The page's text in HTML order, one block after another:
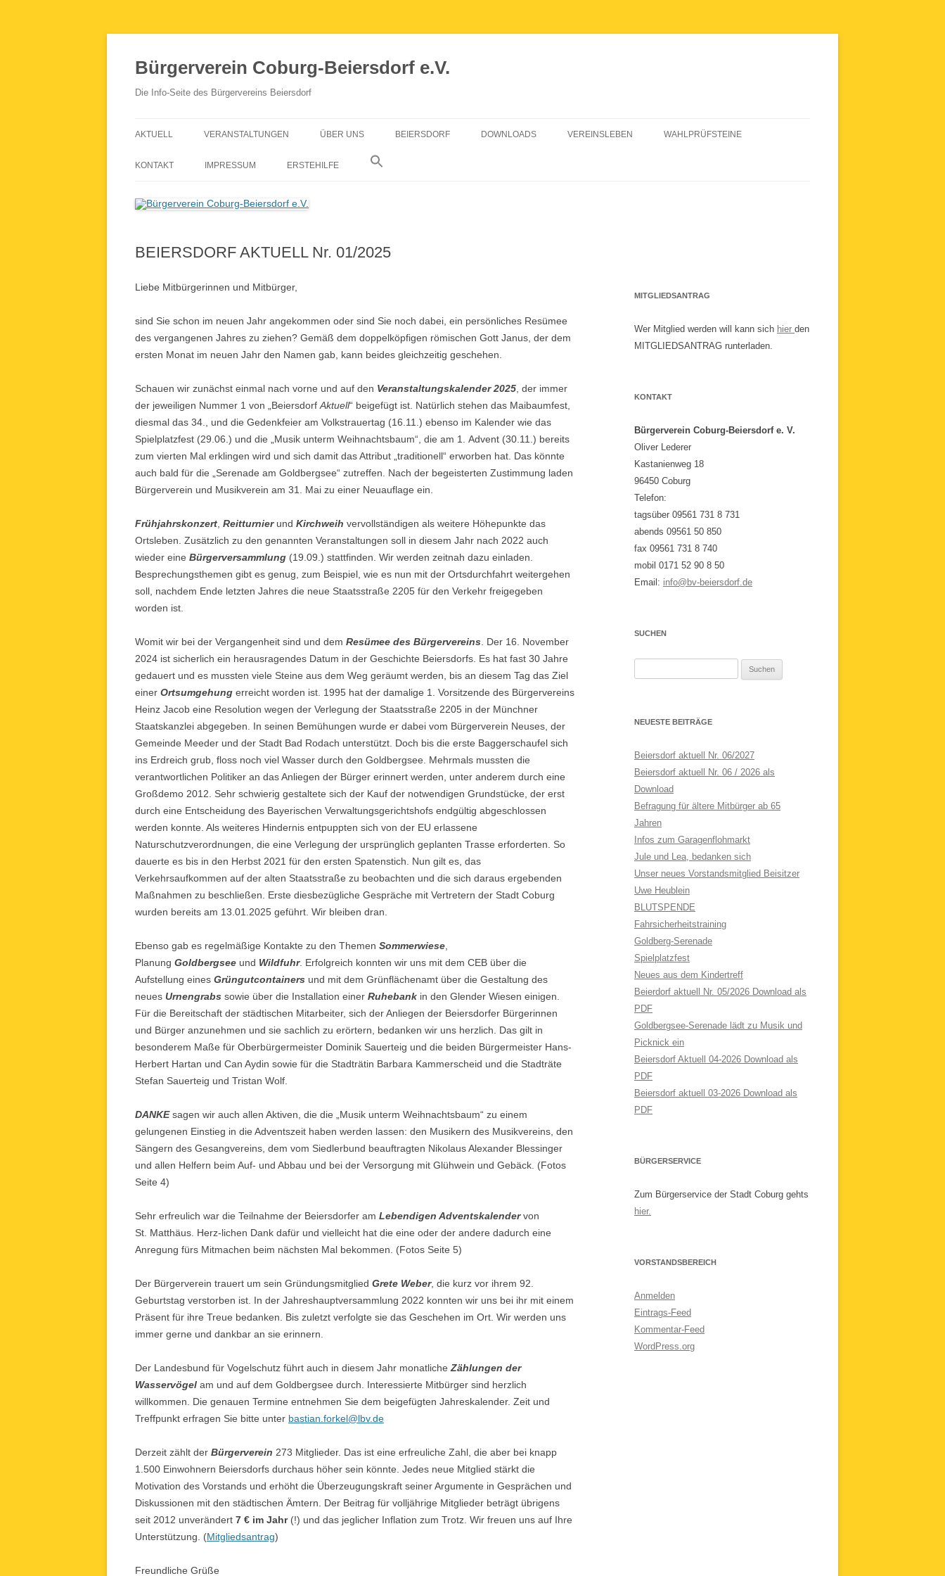
Bürgerverein Coburg-Beiersdorf e.V.
Die Info-Seite des Bürgervereins Beiersdorf
AKTUELL VERANSTALTUNGEN ÜBER UNS
VORSTAND
BEIERSDORF DOWNLOADS VEREINSLEBEN WAHLPRÜFSTEINE
KONTAKT IMPRESSUM ERSTEHILFE
BEIERSDORF AKTUELL Nr. 01/2025
Liebe Mitbürgerinnen und Mitbürger,
sind Sie schon im neuen Jahr angekommen oder sind Sie noch dabei, ein persönliches Resümee
des vergangenen Jahres zu ziehen? Gemäß dem doppelköpfigen römischen Gott Janus, der dem
ersten Monat im neuen Jahr den Namen gab, kann beides gleichzeitig geschehen.
Schauen wir zunächst einmal nach vorne und auf den Veranstaltungskalender 2025 , der immer
der jeweiligen Nummer 1 von „Beiersdorf Aktuell“ beigefügt ist. Natürlich stehen das Maibaumfest,
diesmal das 34., und die Gedenkfeier am Volkstrauertag (16.11.) ebenso im Kalender wie das
Spielplatzfest (29.06.) und die „Musik unterm Weihnachtsbaum“, die am 1. Advent (30.11.) bereits
zum vierten Mal erklingen wird und sich damit das Attribut „traditionell“ erworben hat. Das könnte
auch bald für die „Serenade am Goldbergsee“ zutreffen. Nach der begeisterten Zustimmung laden
Bürgerverein und Musikverein am 31. Mai zu einer Neuauflage ein.
Frühjahrskonzert Reitturnierund Kirchweih vervollständigen als weitere Höhepunkte das
Ortsleben. Zusätzlich zu den genannten Veranstaltungen soll in diesem Jahr nach 2022 auch
wieder eine Bürgerversammlung (19.09.) stattfinden. Wir werden zeitnah dazu einladen.
Besprechungsthemen gibt es genug, zum Beispiel, wie es nun mit der Ortsdurchfahrt weitergehen
soll, nachdem Ende letzten Jahres die neue Staatsstraße 2205 für den Verkehr freigegeben
worden ist.
Womit wir bei der Vergangenheit sind und dem Resümee des Bürgervereins . Der 16. November
2024 ist sicherlich ein herausragendes Datum in der Geschichte Beiersdorfs. Es hat fast 30 Jahre
gedauert und es mussten viele Steine aus dem Weg geräumt werden, bis an diesem Tag das Ziel
einer Ortsumgehung erreicht worden ist. 1995 hat der damalige 1. Vorsitzende des Bürgervereins
Heinz Jacob eine Resolution wegen der Verlegung der Staatsstraße 2205 in der Münchner
Staatskanzlei abgegeben. In seinen Bemühungen wurde er dabei vom Bürgerverein Neuses, der
Gemeinde Meeder und der Stadt Bad Rodach unterstützt. Doch bis die erste Baggerschaufel sich
ins Erdreich grub, floss noch viel Wasser durch den Goldbergsee. Mehrmals mussten die
verantwortlichen Politiker an das Anliegen der Bürger erinnert werden, unter anderem durch eine
Großdemo 2012. Sehr schwierig gestaltete sich der Kauf der notwendigen Grundstücke, der erst
durch eine Entscheidung des Bayerischen Verwaltungsgerichtshofs endgültig abgeschlossen
werden konnte. Als weiteres Hindernis entpuppten sich von der EU erlassene
Naturschutzverordnungen, die eine Verlegung der ursprünglich geplanten Trasse erforderten. So
dauerte es bis in den Herbst 2021 für den ersten Spatenstich. Nun gilt es, das
Verkehrsaufkommen auf der alten Staatsstraße zu beobachten und die sich daraus ergebenden
Maßnahmen zu beschließen. Erste diesbezügliche Gespräche mit Vertretern der Stadt Coburg
wurden bereits am 13.01.2025 geführt. Wir bleiben dran.
Ebenso gab es regelmäßige Kontakte zu den Themen Sommerwiese
Planung Goldbergsee und Wildfuhr. Erfolgreich konnten wir uns mit dem CEB über die
Aufstellung eines Grüngutcontainers und mit dem Grünflächenamt über die Gestaltung des
neues Urnengrabs sowie über die Installation einer Ruhebank in den Glender Wiesen einigen.
Für die Bereitschaft der städtischen Mitarbeiter, sich der Anliegen der Beiersdorfer Bürgerinnen
und Bürger anzunehmen und sie sachlich zu erörtern, bedanken wir uns herzlich. Das gilt in
besonderem Maße für Oberbürgermeister Dominik Sauerteig und die beiden Bürgermeister Hans-
Herbert Hartan und Can Aydin sowie für die Stadträtin Barbara Kammerscheid und die Stadträte
Stefan Sauerteig und Tristan Wolf.
DANKEsagen wir auch allen Aktiven, die die „Musik unterm Weihnachtsbaum“ zu einem
gelungenen Einstieg in die Adventszeit haben werden lassen: den Musikern des Musikvereins, den
Sängern des Gesangvereins, dem vom Siedlerbund beauftragten Nikolaus Alexander Blessinger
und allen Helfern beim Auf- und Abbau und bei der Versorgung mit Glühwein und Gebäck. (Fotos
Seite 4)
Sehr erfreulich war die Teilnahme der Beiersdorfer am Lebendigen Adventskalendervon
St. Matthäus. Herz-lichen Dank dafür und vielleicht hat die eine oder der andere dadurch eine
Anregung fürs Mitmachen beim nächsten Mal bekommen. (Fotos Seite 5)
Der Bürgerverein trauert um sein Gründungsmitglied Grete Weber, die kurz vor ihrem 92.
Geburtstag verstorben ist. In der Jahreshauptversammlung 2022 konnten wir uns bei ihr mit einem
Präsent für ihre Treue bedanken. Bis zuletzt verfolgte sie das Geschehen im Ort. Wir werden uns
immer gerne und dankbar an sie erinnern.
Der Landesbund für Vogelschutz führt auch in diesem Jahr monatliche Zählungen der
Wasservögel am und auf dem Goldbergsee durch. Interessierte Mitbürger sind herzlich
willkommen. Die genauen Termine entnehmen Sie dem beigefügten Jahreskalender. Zeit und
Treffpunkt erfragen Sie bitte unter bastian.forkel@lbv.de
Derzeit zählt der Bürgerverein 273 Mitglieder. Das ist eine erfreuliche Zahl, die aber bei knapp
1.500 Einwohnern Beiersdorfs durchaus höher sein könnte. Jedes neue Mitglied stärkt die
Motivation des Vorstands und erhöht die Überzeugungskraft seiner Argumente in Gesprächen und
Diskussionen mit den städtischen Ämtern. Der Beitrag für volljährige Mitglieder beträgt übrigens
seit 2012 unverändert 7 € im Jahr(!) und das jeglicher Inflation zum Trotz. Wir freuen uns auf Ihre
Unterstützung. (Mitgliedsantrag)
Freundliche Grüße
MITGLIEDSANTRAG
Wer Mitglied werden will kann sich hier den
MITGLIEDSANTRAG runterladen.
KONTAKT
Bürgerverein Coburg-Beiersdorf e. V.
Oliver Lederer
Kastanienweg 18
96450 Coburg
Telefon:
tagsüber 09561 731 8 731
abends 09561 50 850
fax 09561 731 8 740
mobil 0171 52 90 8 50
Email: info@bv-beiersdorf.de
SUCHEN
NEUESTE BEITRÄGE
Beiersdorf aktuell Nr. 06/2027
Beiersdorf aktuell Nr. 06 / 2026 als
Download
Befragung für ältere Mitbürger ab 65
Jahren
Infos zum Garagenflohmarkt
Jule und Lea, bedanken sich
Unser neues Vorstandsmitglied Beisitzer
Uwe Heublein
BLUTSPENDE
Fahrsicherheitstraining
Goldberg-Serenade
Spielplatzfest
Neues aus dem Kindertreff
Beierdorf aktuell Nr. 05/2026 Download als
PDF
Goldbergsee-Serenade lädt zu Musik und
Picknick ein
Beiersdorf Aktuell 04-2026 Download als
PDF
Beiersdorf aktuell 03-2026 Download als
PDF
BÜRGERSERVICE
Zum Bürgerservice der Stadt Coburg gehts
hier.
VORSTANDSBEREICH
Anmelden
Eintrags-Feed
Kommentar-Feed
WordPress.org